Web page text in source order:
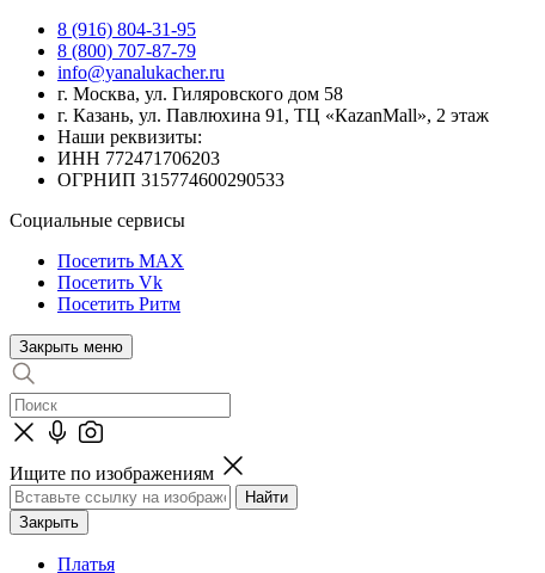
8 (916) 804-31-95
8 (800) 707-87-79
info@yanalukacher.ru
г. Москва, ул. Гиляровского дом 58
г. Казань, ул. Павлюхина 91, ТЦ «КazanMall», 2 этаж
Наши реквизиты:
ИНН 772471706203
ОГРНИП 315774600290533
Социальные сервисы
Посетить MAX
Посетить Vk
Посетить Ритм
Закрыть меню
Ищите по изображениям
Закрыть
Платья